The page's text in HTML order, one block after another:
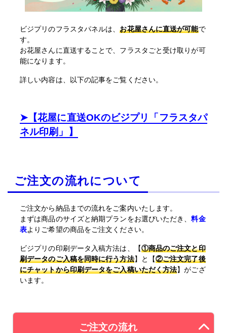
ビジプリのフラスタパネルは、お花屋さんに直送が可能で
す。
お花屋さんに直送することで、フラスタごと受け取りが可
能になります。
詳しい内容は、以下の記事をご覧ください。
➤【花屋に直送OKのビジプリ「フラスタパ
ネル印刷」】
ご注文の流れについて
ご注文から納品までの流れをご案内いたします。
まずは商品のサイズと納期プランをお選びいただき、料金
表よりご希望の商品をご注文ください。
ビジプリの印刷データ入稿方法は、【①商品のご注文と印
刷データのご入稿を同時に行う方法】と【②ご注文完了後
にチャットから印刷データをご入稿いただく方法】がござ
います。
ご注文の流れ